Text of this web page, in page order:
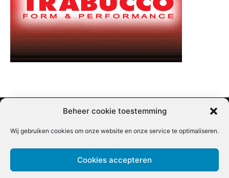
Beheer cookie toestemming
Wij gebruiken cookies om onze website en onze service te optimaliseren.
Cookies accepteren
Nieuwsbrief inschrijven | Partner content